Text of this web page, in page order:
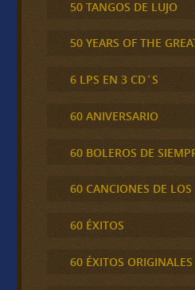
50 TANGOS DE LUJO
50 YEARS OF THE
6 LPS EN 3 CD´S
60 ANIVERSARIO
60 BOLEROS DE
60 CANCIONES DE
60 ÉXITOS
60 ÉXITOS ORIGINALES